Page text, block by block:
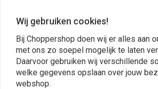
Only A+
Wij gebruiken cookies!
Bij Choppershop doen wij er alles aan
met ons zo soepel mogelijk te laten
Daarvoor gebruiken wij verschillende
welke gegevens opslaan over jouw
webshop.